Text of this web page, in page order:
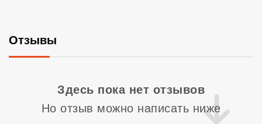
Отзывы
Здесь пока нет отзывов
Но отзыв можно написать ниже